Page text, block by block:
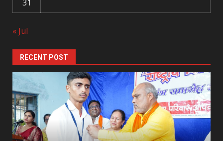
31
« Jul
RECENT POST